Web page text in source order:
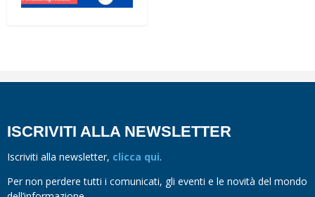
ISCRIVITI ALLA NEWSLETTER
Iscriviti alla newsletter, clicca qui.
Per non perdere tutti i comunicati, gli eventi e le novità del mondo